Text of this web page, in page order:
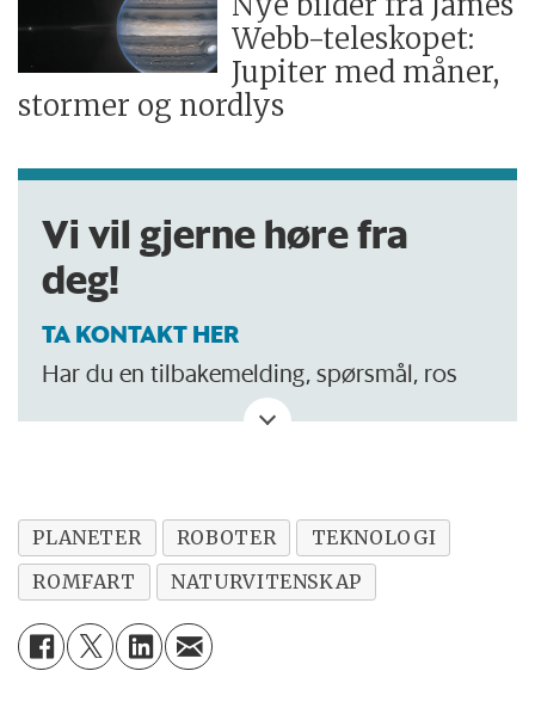
Webb-teleskopet:
Jupiter med måner,
stormer og nordlys
Vi vil gjerne høre fra
deg!
TA KONTAKT HER
Har du en tilbakemelding, spørsmål, ros
eller kritikk? Eller tips om noe vi bør skrive
PLANETER ROBOTER
TEKNOLOGI
ROMFART
NATURVITENSKAP